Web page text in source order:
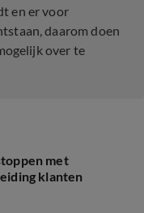
en er voor
daarom doen
over te
met
klanten